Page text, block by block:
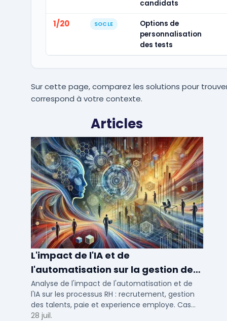
candidats
1/20 SOCLE
Options de
personnalisation
des tests
Sur cette page, comparez les solutions pour
correspond à votre contexte.
Articles
L'impact de l'IA et de
l'automatisation sur la gestion des
talents RH
Analyse de l'impact de l'automatisation et de
l'IA sur les processus RH : recrutement, gestion
des talents, paie et experience employe. Cas
concrets pour TPE, PME et ETI en 2026.
28 juil.